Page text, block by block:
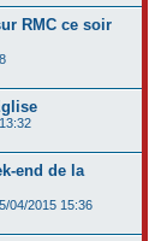
RMC ce soir
end de la
04/2015 15:36